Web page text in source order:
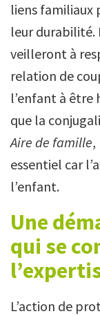
liens familiaux
leur durabilité.
veilleront à
relation de
l’enfant à être
que la
Aire de famille,
essentiel car
l’enfant.
Une
qui se
L’action de